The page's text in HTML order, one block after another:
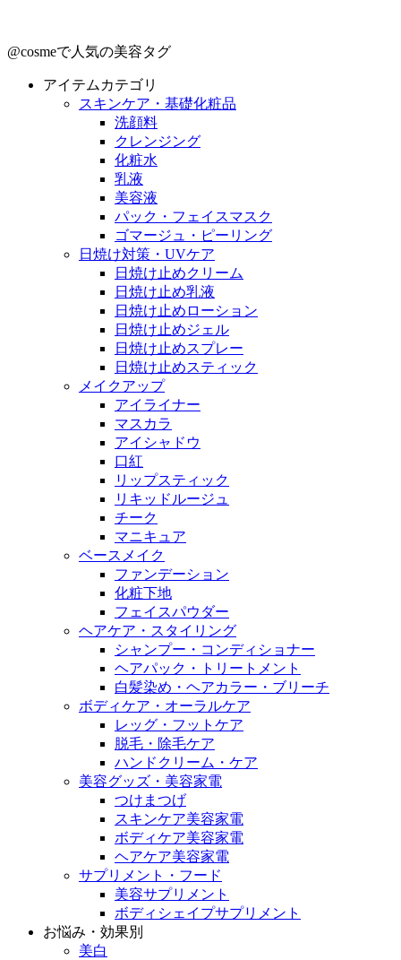
@cosmeで人気の美容タグ
アイテムカテゴリ
スキンケア・基礎化粧品
洗顔料
クレンジング
化粧水
乳液
美容液
パック・フェイスマスク
ゴマージュ・ピーリング
日焼け対策・UVケア
日焼け止めクリーム
日焼け止め乳液
日焼け止めローション
日焼け止めジェル
日焼け止めスプレー
日焼け止めスティック
メイクアップ
アイライナー
マスカラ
アイシャドウ
口紅
リップスティック
リキッドルージュ
チーク
マニキュア
ベースメイク
ファンデーション
化粧下地
フェイスパウダー
ヘアケア・スタイリング
シャンプー・コンディショナー
ヘアパック・トリートメント
白髪染め・ヘアカラー・ブリーチ
ボディケア・オーラルケア
レッグ・フットケア
脱毛・除毛ケア
ハンドクリーム・ケア
美容グッズ・美容家電
つけまつげ
スキンケア美容家電
ボディケア美容家電
ヘアケア美容家電
サプリメント・フード
美容サプリメント
ボディシェイプサプリメント
お悩み・効果別
美白